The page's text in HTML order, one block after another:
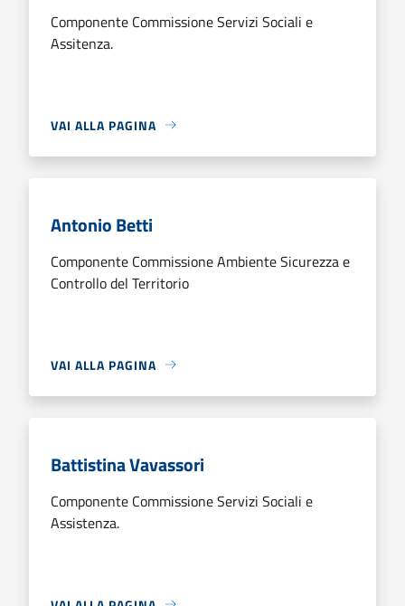
Componente Commissione Servizi Sociali e
Assitenza.
VAI ALLA PAGINA
Antonio Betti
Componente Commissione Ambiente Sicurezza e
Controllo del Territorio
VAI ALLA PAGINA
Battistina Vavassori
Componente Commissione Servizi Sociali e
Assistenza.